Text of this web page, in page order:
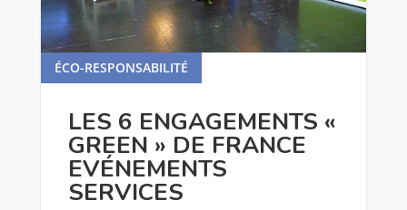
lire plus
LES 6 ENGAGEMENTS «
GREEN » DE FRANCE
EVÉNEMENTS
SERVICES
ÉCO-RESPONSABILITÉ